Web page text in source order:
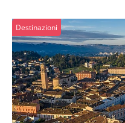
Destinazioni